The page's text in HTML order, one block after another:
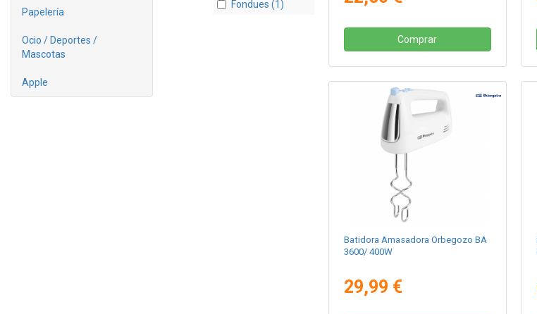
Papelería
Ocio / Deportes /
Mascotas
Apple
Fondues (1)
Comprar
Batidora Amasadora Orbegozo BA
3600/ 400W
29,99 €